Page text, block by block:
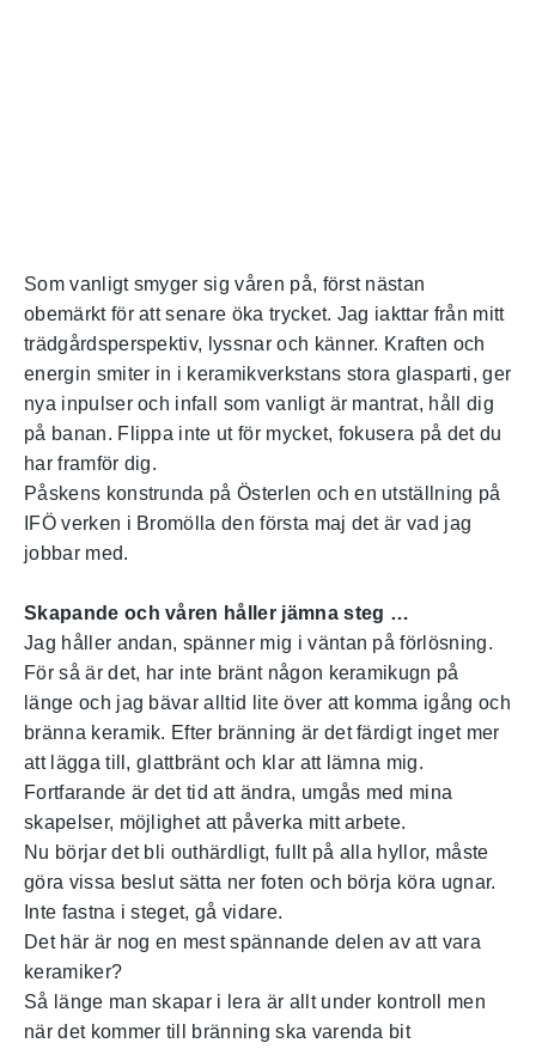
Som vanligt smyger sig våren på, först nästan
obemärkt för att senare öka trycket. Jag iakttar från mitt
trädgårdsperspektiv, lyssnar och känner. Kraften och
energin smiter in i keramikverkstans stora glasparti, ger
nya inpulser och infall som vanligt är mantrat, håll dig
på banan. Flippa inte ut för mycket, fokusera på det du
har framför dig.
Påskens konstrunda på Österlen och en utställning på
IFÖ verken i Bromölla den första maj det är vad jag
jobbar med.
Skapande och våren håller jämna steg …
Jag håller andan, spänner mig i väntan på förlösning.
För så är det, har inte bränt någon keramikugn på
länge och jag bävar alltid lite över att komma igång och
bränna keramik. Efter bränning är det färdigt inget mer
att lägga till, glattbränt och klar att lämna mig.
Fortfarande är det tid att ändra, umgås med mina
skapelser, möjlighet att påverka mitt arbete.
Nu börjar det bli outhärdligt, fullt på alla hyllor, måste
göra vissa beslut sätta ner foten och börja köra ugnar.
Inte fastna i steget, gå vidare.
Det här är nog en mest spännande delen av att vara
keramiker?
Så länge man skapar i lera är allt under kontroll men
när det kommer till bränning ska varenda bit